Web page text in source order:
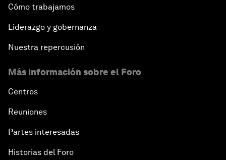
Cómo trabajamos
Liderazgo y gobernanza
Nuestra repercusión
Más información sobre el Foro
Centros
Reuniones
Partes interesadas
Historias del Foro